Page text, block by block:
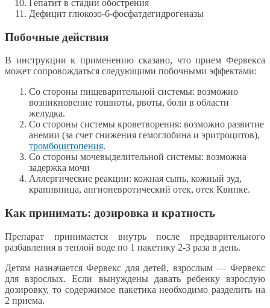
Гепатит в стадии обострения
Дефицит глюкозо-6-фосфатдегидрогеназы
Побочные действия
В инструкции к применению сказано, что прием Фервекса
может сопровождаться следующими побочными эффектами:
Со стороны пищеварительной системы: возможно
возникновение тошноты, рвоты, боли в области
желудка.
Со стороны системы кроветворения: возможно развитие
анемии (за счет снижения гемоглобина и эритроцитов),
тромбоцитопения.
Со стороны мочевыделительной системы: возможна
задержка мочи
Аллергические реакции: кожная сыпь, кожный зуд,
крапивница, ангионевротический отек, отек Квинке.
Как принимать: дозировка и кратность
Препарат принимается внутрь после предварительного
разбавления в теплой воде по 1 пакетику 2-3 раза в день.
Детям назначается Фервекс для детей, взрослым — Фервекс
для взрослых. Если вынуждены давать ребенку взрослую
дозировку, то содержимое пакетика необходимо разделить на
2 приема.